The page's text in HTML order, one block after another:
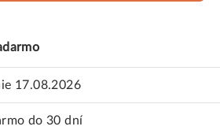
17.08.2026
do 30 dní